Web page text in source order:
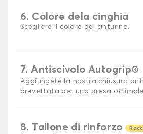
6. Colore dela cinghia
Scegliere il colore del cinturino.
7. Antiscivolo Autogrip®
Aggiungete la nostra chiusura
brevettata per una presa
8. Tallone di rinforzo